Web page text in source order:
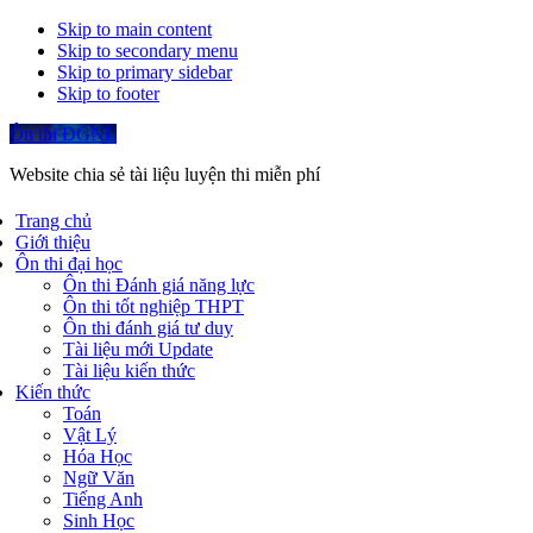
Skip to main content
Skip to secondary menu
Skip to primary sidebar
Skip to footer
Ôn thi ĐGNL
Website chia sẻ tài liệu luyện thi miễn phí
Trang chủ
Giới thiệu
Ôn thi đại học
Ôn thi Đánh giá năng lực
Ôn thi tốt nghiệp THPT
Ôn thi đánh giá tư duy
Tài liệu mới Update
Tài liệu kiến thức
Kiến thức
Toán
Vật Lý
Hóa Học
Ngữ Văn
Tiếng Anh
Sinh Học